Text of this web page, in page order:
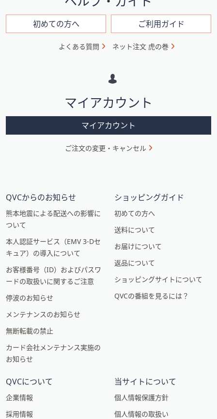
ン
ン
初めての方へ ご利用ガイド
よくある質問 ネット注文 虎の巻
マイアカウント
マイアカウント
ご注文の変更・キャンセル
QVCからのお知らせ
熊本地震による配送への影響に
ついて
本人認証サービス（EMV 3-Dセ
キュア）の導入について
お客様番号（ID）およびパスワ
ードの取扱いに関するご注意
停波のお知らせ
メンテナンスのお知らせ
無断転載の禁止
カード会社メンテナンス実施の
お知らせ
ショッピングガイド
初めての方へ
送料について
お届けについて
返品について
ショッピングサイトについて
QVCの番組を見るには？
QVCについて
企業情報
採用情報
当サイトについて
個人情報保護方針
個人情報の取扱い